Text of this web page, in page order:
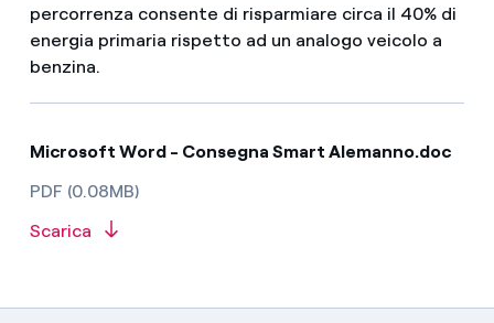
percorrenza consente di risparmiare circa il 40% di
energia primaria rispetto ad un analogo veicolo a
benzina.
Microsoft Word - Consegna Smart Alemanno.doc
PDF (0.08MB)
Scarica